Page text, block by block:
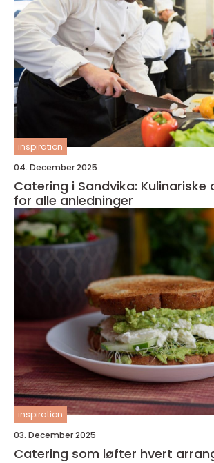
inspiration
04. December 2025
Catering i Sandvika: Kulinariske
for alle anledninger
inspiration
03. December 2025
Catering som løfter hvert